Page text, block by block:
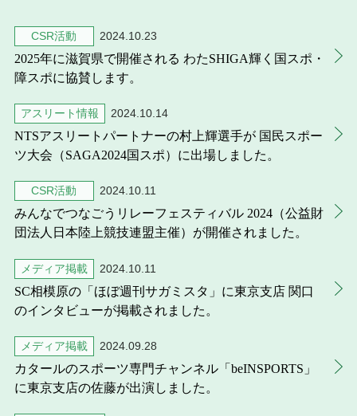
2024.10.23
CSR活動
2025年に滋賀県で開催される わたSHIGA輝く国スポ・
障スポに協賛します。
2024.10.14
アスリート情報
NTSアスリートパートナーの村上輝選手が 国民スポー
ツ大会（SAGA2024国スポ）に出場しました。
2024.10.11
CSR活動
みんなでつなごうリレーフェスティバル 2024（公益財
団法人日本陸上競技連盟主催）が開催されました。
2024.10.11
メディア掲載
SC相模原の「ほぼ週刊サガミスタ」に東京支店 関口
のインタビューが掲載されました。
2024.09.28
メディア掲載
カタールのスポーツ専門チャンネル「beINSPORTS」
に東京支店の佐藤が出演しました。